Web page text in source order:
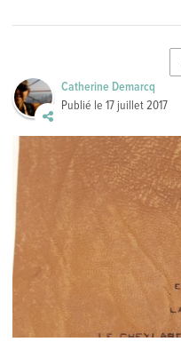
Catherine Demarcq
Publié le17 juillet 2017